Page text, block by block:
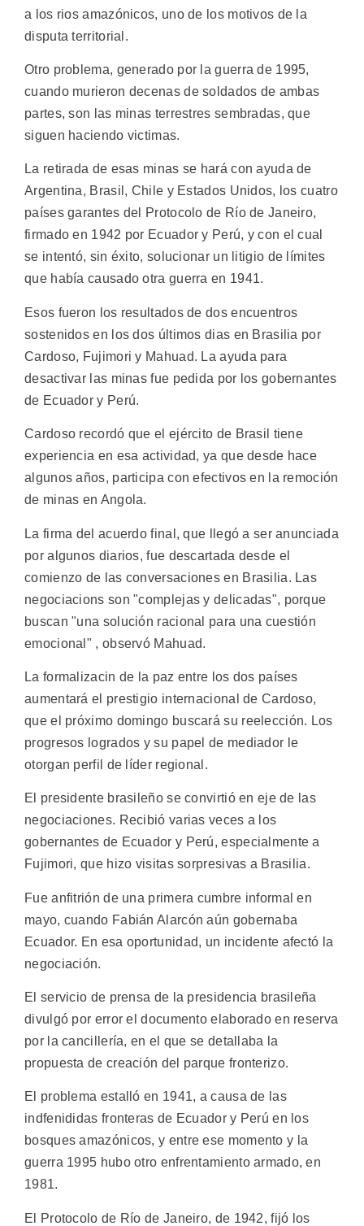
a los rios amazónicos, uno de los motivos de la
disputa territorial.
Otro problema, generado por la guerra de 1995,
cuando murieron decenas de soldados de ambas
partes, son las minas terrestres sembradas, que
siguen haciendo victimas.
La retirada de esas minas se hará con ayuda de
Argentina, Brasil, Chile y Estados Unidos, los cuatro
países garantes del Protocolo de Río de Janeiro,
firmado en 1942 por Ecuador y Perú, y con el cual
se intentó, sin éxito, solucionar un litigio de límites
que había causado otra guerra en 1941.
Esos fueron los resultados de dos encuentros
sostenidos en los dos últimos dias en Brasilia por
Cardoso, Fujimori y Mahuad. La ayuda para
desactivar las minas fue pedida por los gobernantes
de Ecuador y Perú.
Cardoso recordó que el ejército de Brasil tiene
experiencia en esa actividad, ya que desde hace
algunos años, participa con efectivos en la remoción
de minas en Angola.
La firma del acuerdo final, que llegó a ser anunciada
por algunos diarios, fue descartada desde el
comienzo de las conversaciones en Brasilia. Las
negociacions son "complejas y delicadas", porque
buscan "una solución racional para una cuestión
emocional" , observó Mahuad.
La formalizacin de la paz entre los dos países
aumentará el prestigio internacional de Cardoso,
que el próximo domingo buscará su reelección. Los
progresos logrados y su papel de mediador le
otorgan perfil de líder regional.
El presidente brasileño se convirtió en eje de las
negociaciones. Recibió varias veces a los
gobernantes de Ecuador y Perú, especialmente a
Fujimori, que hizo visitas sorpresivas a Brasilia.
Fue anfitrión de una primera cumbre informal en
mayo, cuando Fabián Alarcón aún gobernaba
Ecuador. En esa oportunidad, un incidente afectó la
negociación.
El servicio de prensa de la presidencia brasileña
divulgó por error el documento elaborado en reserva
por la cancillería, en el que se detallaba la
propuesta de creación del parque fronterizo.
El problema estalló en 1941, a causa de las
indfenididas fronteras de Ecuador y Perú en los
bosques amazónicos, y entre ese momento y la
guerra 1995 hubo otro enfrentamiento armado, en
1981.
El Protocolo de Río de Janeiro, de 1942, fijó los